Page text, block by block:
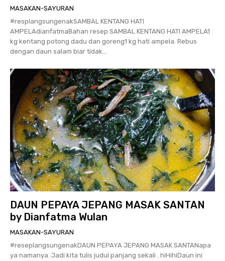
MASAKAN-SAYURAN
#resplangsungenakSAMBAL KENTANG HATI
AMPELAdianfatmaBahan resep SAMBAL KENTANG HATI AMPELA1
kg kentang potong dadu dan goreng1 kg hati ampela. Rebus
dengan daun salam biar tidak...
DAUN PEPAYA JEPANG MASAK SANTAN
by Dianfatma Wulan
MASAKAN-SAYURAN
#reseplangsungenakDAUN PEPAYA JEPANG MASAK SANTANapa
ya namanya. Jadi kita tulis judul panjang sekali . hiHihiDaun ini